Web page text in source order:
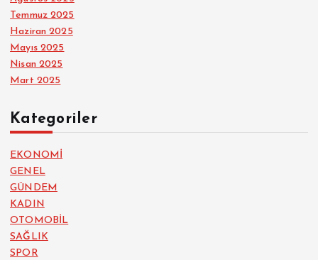
Temmuz 2025
Haziran 2025
Mayıs 2025
Nisan 2025
Mart 2025
Kategoriler
EKONOMİ
GENEL
GÜNDEM
KADIN
OTOMOBİL
SAĞLIK
SPOR